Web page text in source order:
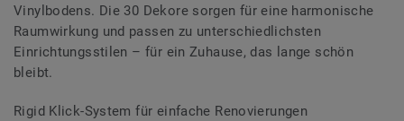
Vinylbodens. Die 30 Dekore sorgen für eine harmonische
Raumwirkung und passen zu unterschiedlichsten
Einrichtungsstilen – für ein Zuhause, das lange schön
bleibt.
Rigid Klick-System für einfache Renovierungen